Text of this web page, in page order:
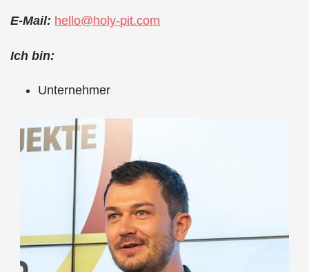
E-Mail: hello@holy-pit.com
Ich bin:
Unternehmer